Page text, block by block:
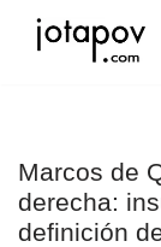
Marcos de
derecha:
definición